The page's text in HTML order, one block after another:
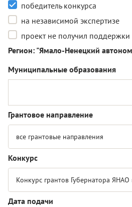
победитель конкурса
на независимой экспертизе
проект не получил поддержки
Регион: "Ямало-Ненецкий
Муниципальные образования
Грантовое направление
все грантовые направления
Конкурс
Конкурс грантов Губернатора
Дата подачи